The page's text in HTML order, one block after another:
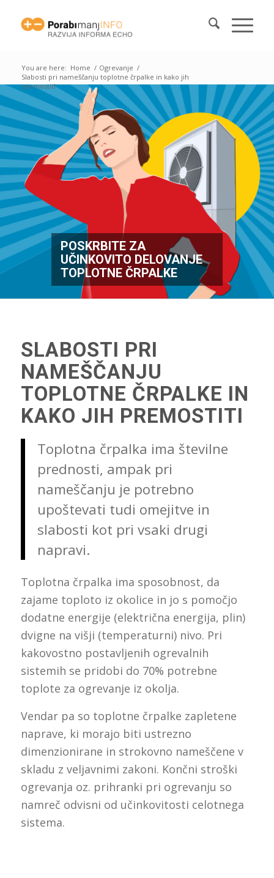
You are here: Home / Ogrevanje /
Slabosti pri nameščanju toplotne črpalke in kako jih
premostiti
POSKRBITE ZA
UČINKOVITO DELOVANJE
TOPLOTNE ČRPALKE
SLABOSTI PRI
NAMEŠČANJU
TOPLOTNE ČRPALKE IN
KAKO JIH PREMOSTITI
Toplotna črpalka ima številne
prednosti, ampak pri
nameščanju je potrebno
upoštevati tudi omejitve in
slabosti kot pri vsaki drugi
napravi.
Toplotna črpalka ima sposobnost, da
zajame toploto iz okolice in jo s pomočjo
dodatne energije (električna energija, plin)
dvigne na višji (temperaturni) nivo. Pri
kakovostno postavljenih ogrevalnih
sistemih se pridobi do 70% potrebne
toplote za ogrevanje iz okolja.
Vendar pa so toplotne črpalke zapletene
naprave, ki morajo biti ustrezno
dimenzionirane in strokovno nameščene v
skladu z veljavnimi zakoni. Končni stroški
ogrevanja oz. prihranki pri ogrevanju so
namreč odvisni od učinkovitosti celotnega
sistema.